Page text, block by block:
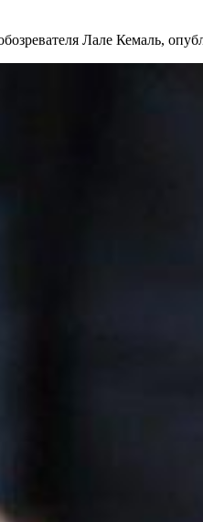
Лале Кемаль,